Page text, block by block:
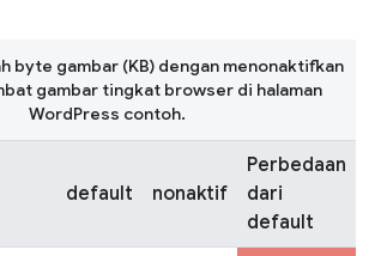
default nonaktif
Perbedaan
dari
default
byte gambar (KB) dengan menonaktifkan
gambar tingkat browser di halaman
WordPress contoh.